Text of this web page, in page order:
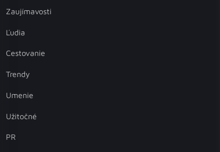
Zaujímavosti
Ľudia
Cestovanie
Trendy
Umenie
Užitočné
PR